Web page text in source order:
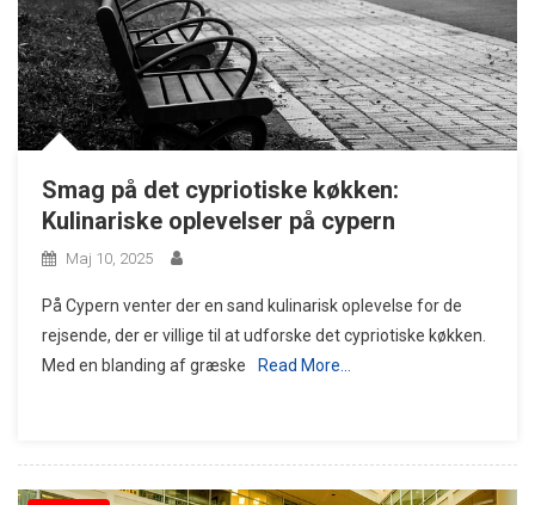
Smag på det cypriotiske køkken:
Kulinariske oplevelser på cypern
Maj 10, 2025
På Cypern venter der en sand kulinarisk oplevelse for de
rejsende, der er villige til at udforske det cypriotiske køkken.
Med en blanding af græske
Read More…